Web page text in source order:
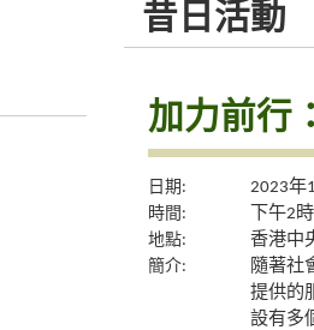
昔日活動
加力前行
日期:
2023年
時間:
下午2
地點:
香港中
簡介:
隨著社
提供的
設有多